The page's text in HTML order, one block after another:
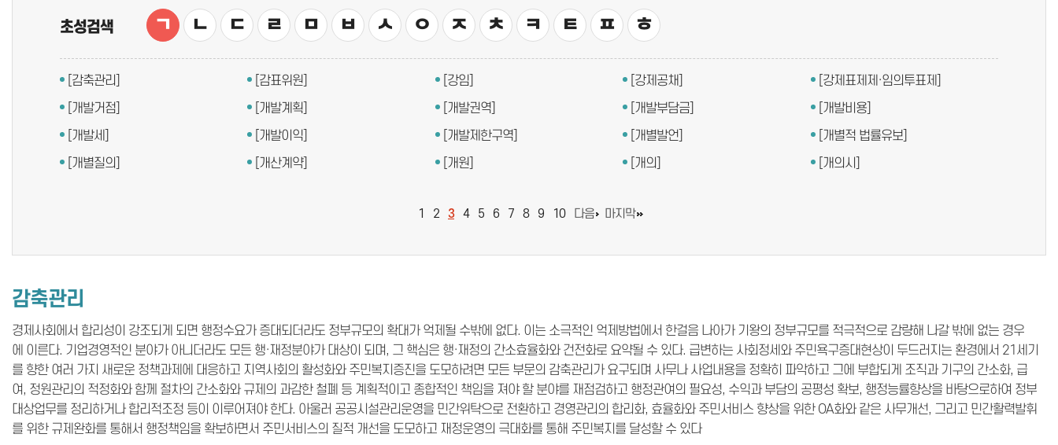
초성검색 ㄱ ㄴ ㄷ ㄹ ㅁ ㅂ ㅅ ㅇ ㅈ ㅊ ㅋ ㅌ ㅍ ㅎ
[감축관리] [감표위원] [강임] [강제공채]
[강제표제제·임의투표제]
[개발거점]
[개발계획] [개발권역] [개발부담금]
[개발비용]
[개발세]
[개발이익] [개발제한구역] [개별발언]
[개별적 법률유보]
[개별질의]
[개산계약] [개원] [개의] [개의시]
1 2 3 4 5 6 7 8 9 10 다음 마지막
감축관리
경제사회에서 합리성이 강조되게 되면 행정수요가 증대되더라도 정부규모의 확대가 억제될 수밖에 없다. 이는 소극적인 억제방법에서 한걸음 나아가 기왕의 정부규모를 적극적으로 감량해 나갈 밖에 없는 경우
에 이른다. 기업경영적인 분야가 아니더라도 모든 행·재정분야가 대상이 되며, 그 핵심은 행·재정의 간소효율화와 건전화로 요약될 수 있다. 급변하는 사회정세와 주민욕구증대현상이 두드러지는 환경에서 21세기
를 향한 여러 가지 새로운 정책과제에 대응하고 지역사회의 활성화와 주민복지증진을 도모하려면 모든 부문의 감축관리가 요구되며 사무나 사업내용을 정확히 파악하고 그에 부합되게 조직과 기구의 간소화, 급
여, 정원관리의 적정화와 함께 절차의 간소화와 규제의 과감한 철폐 등 계획적이고 종합적인 책임을 져야 할 분야를 재점검하고 행정관여의 필요성, 수익과 부담의 공평성 확보, 행정능률향상을 바탕으로하여 정부
대상업무를 정리하거나 합리적조정 등이 이루어져야 한다. 아울러 공공시설관리운영을 민간위탁으로 전환하고 경영관리의 합리화, 효율화와 주민서비스 향상을 위한 OA화와 같은 사무개선, 그리고 민간활력발휘
를 위한 규제완화를 통해서 행정책임을 확보하면서 주민서비스의 질적 개선을 도모하고 재정운영의 극대화를 통해 주민복지를 달성할 수 있다